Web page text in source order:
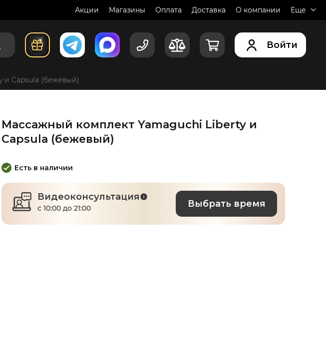
Акции Магазины Оплата Доставка О компании Еще
Войти
и Capsula (бежевый)
Массажный комплект Yamaguchi Liberty и
Capsula (бежевый)
Есть в наличии
Видеоконсультация
с 10:00 до 21:00 Выбрать время
500
купить сейчас в корзину